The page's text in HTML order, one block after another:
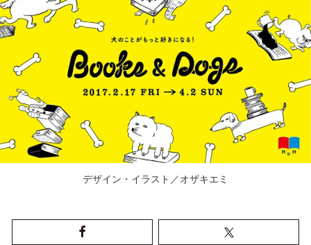
デザイン・イラスト／オザキエミ